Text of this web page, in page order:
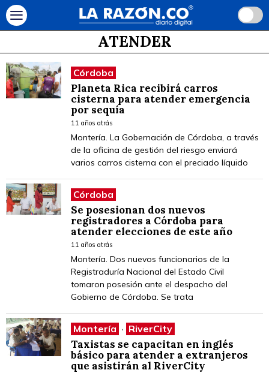
ATENDER
Córdoba
Planeta Rica recibirá carros
cisterna para atender emergencia
por sequía
11 años atrás
Montería. La Gobernación de Córdoba, a través
de la oficina de gestión del riesgo enviará
varios carros cisterna con el preciado líquido
Córdoba
Se posesionan dos nuevos
registradores a Córdoba para
atender elecciones de este año
11 años atrás
Montería. Dos nuevos funcionarios de la
Registraduría Nacional del Estado Civil
tomaron posesión ante el despacho del
Gobierno de Córdoba. Se trata
Montería · RiverCity
Taxistas se capacitan en inglés
básico para atender a extranjeros
que asistirán al RiverCity